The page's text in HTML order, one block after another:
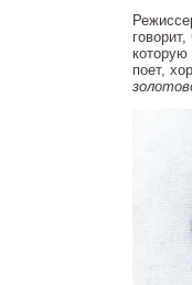
которую
поет,